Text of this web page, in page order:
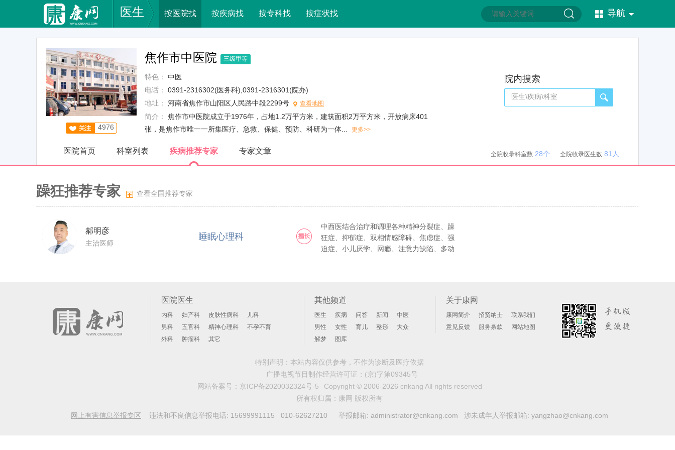
医生 按医院找 按疾病找 按专科找 按症状找 导航
4976
焦作市中医院 三级甲等
特色： 中医
电话： 0391-2316302(医务科),0391-2316301(院办)
地址： 河南省焦作市山阳区人民路中段2299号 查看地图
简介： 焦作市中医院成立于1976年，占地1.2万平方米，建筑面积2万平方米，开放病床401
张，是焦作市唯一一所集医疗、急救、保健、预防、科研为一体... 更多>>
院内搜索
全院收录科室数 28个 全院收录医生数 81人
医院首页 科室列表 疾病推荐专家 专家文章
躁狂推荐专家 查看全国推荐专家
郝明彦
主治医师
睡眠心理科
中西医结合治疗和调理各种精神分裂症、躁
狂症、抑郁症、双相情感障碍、焦虑症、强
迫症、小儿厌学、网瘾、注意力缺陷、多动
医院医生
内科 妇产科 皮肤性病科
儿科
男科
五官科 精神心理科
不孕不育
外科
肿瘤科 其它
其他频道
医生 疾病 问答 新闻
中医
男性
女性 育儿 整形
大众
解梦
图库
关于康网
康网简介 招贤纳士
联系我们
意见反馈
服务条款 网站地图
特别声明：本站内容仅供参考，不作为诊断及医疗依据
广播电视节目制作经营许可证： (京)字第09345号
网站备案号： 京ICP备2020032324号-5
Copyright © 2006-2026 cnkang All rights reserved
所有权归属：康网 版权所有
网上有害信息举报专区 违法和不良信息举报电话: 15699991115 010-62627210 举报邮箱: administrator@cnkang.com 涉未成年人举报邮箱: yangzhao@cnkang.com